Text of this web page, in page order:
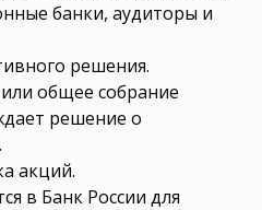
банки, аудиторы и
решения.
общее собрание
решение о
акций.
в Банк России для